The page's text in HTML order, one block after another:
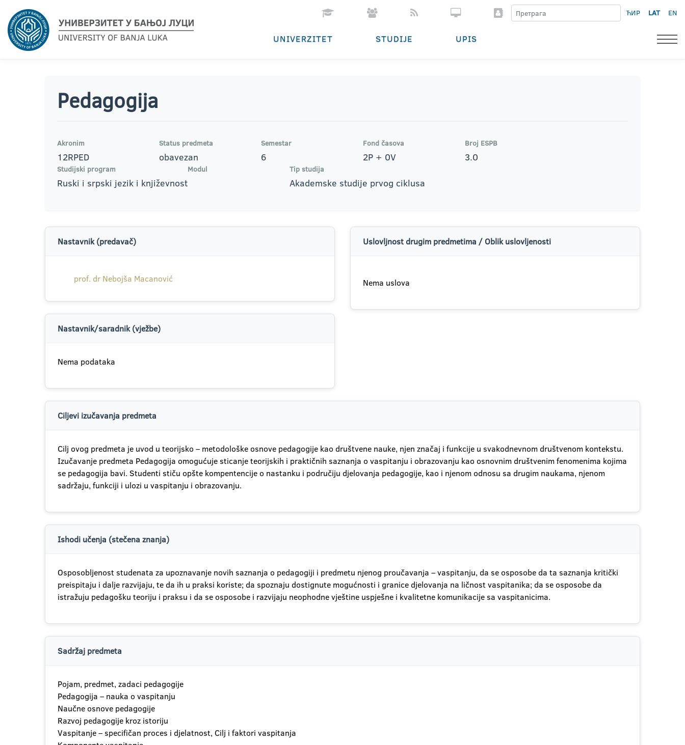
ЋИР LAT EN
UNIVERZITET STUDIJE UPIS
Pedagogija
Akronim
12RPED
Status predmeta
obavezan
Semestar
6
Fond časova
2P + 0V
Broj ESPB
3.0
Studijski program
Ruski i srpski jezik i književnost
Modul Tip studija
Akademske studije prvog ciklusa
Nastavnik (predavač)
prof. dr Nebojša Macanović
Nastavnik/saradnik (vježbe)
Nema podataka
Uslovljnost drugim predmetima / Oblik uslovljenosti
Nema uslova
Ciljevi izučavanja predmeta
Cilj ovog predmeta je uvod u teorijsko – metodološke osnove pedagogije kao društvene nauke, njen značaj i funkcije u svakodnevnom društvenom kontekstu.
Izučavanje predmeta Pedagogija omogućuje sticanje teorijskih i praktičnih saznanja o vaspitanju i obrazovanju kao osnovnim društvenim fenomenima kojima
se pedagogija bavi. Studenti stiču opšte kompentencije o nastanku i područiju djelovanja pedagogije, kao i njenom odnosu sa drugim naukama, njenom
sadržaju, funkciji i ulozi u vaspitanju i obrazovanju.
Ishodi učenja (stečena znanja)
Osposobljenost studenata za upoznavanje novih saznanja o pedagogiji i predmetu njenog proučavanja – vaspitanju, da se osposobe da ta saznanja kritički
preispitaju i dalje razvijaju, te da ih u praksi koriste; da spoznaju dostignute mogućnosti i granice djelovanja na ličnost vaspitanika; da se osposobe da
istražuju pedagošku teoriju i praksu i da se osposobe i razvijaju neophodne vještine uspješne i kvalitetne komunikacije sa vaspitanicima.
Sadržaj predmeta
Pojam, predmet, zadaci pedagogije
Pedagogija – nauka o vaspitanju
Naučne osnove pedagogije
Razvoj pedagogije kroz istoriju
Vaspitanje – specifičan proces i djelatnost, Cilj i faktori vaspitanja